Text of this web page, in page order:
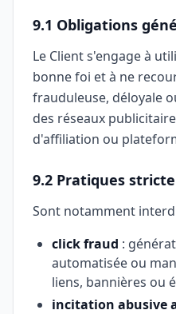
9.1 Obligations
Le Client s'engage à
bonne foi et à ne
frauduleuse, déloyale
des réseaux
d'affiliation ou
9.2 Pratiques
Sont notamment
click fraud :
automatisée ou
liens, bannières ou
incitation abusive